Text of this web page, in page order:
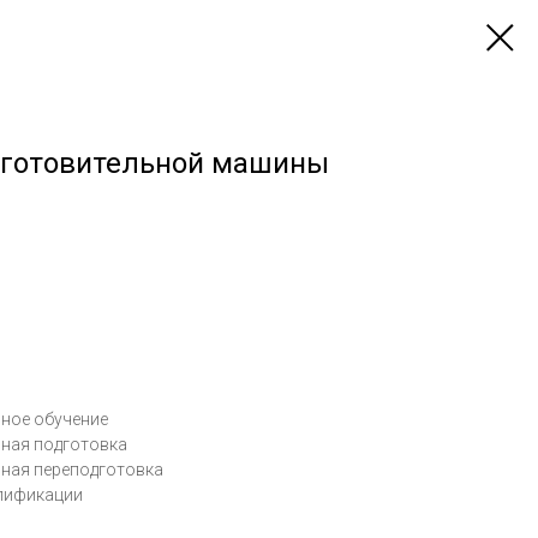
машины
обучение
подготовка
переподготовка